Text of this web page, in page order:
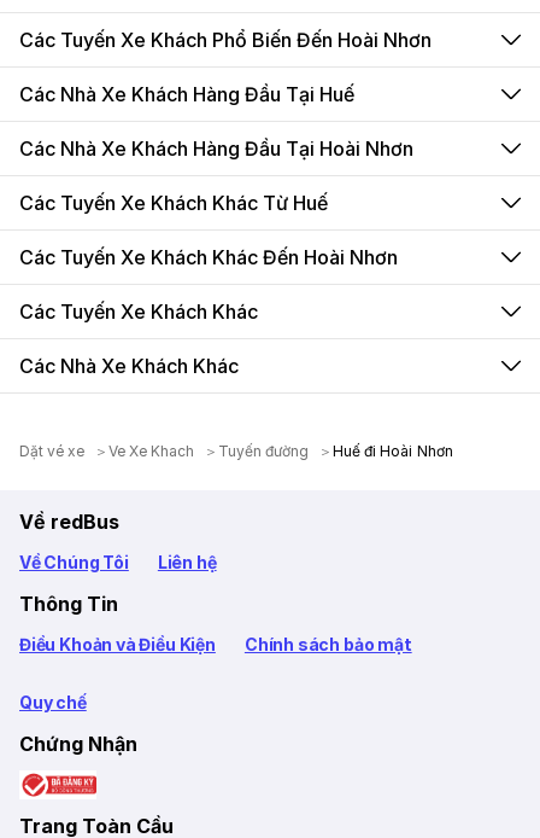
Các Tuyến Xe Khách Phổ Biến Đến Hoài Nhơn
Các Nhà Xe Khách Hàng Đầu Tại Huế
Các Nhà Xe Khách Hàng Đầu Tại Hoài Nhơn
Các Tuyến Xe Khách Khác Từ Huế
Các Tuyến Xe Khách Khác Đến Hoài Nhơn
Các Tuyến Xe Khách Khác
Các Nhà Xe Khách Khác
Dặt vé xe Ve Xe Khach Tuyến đường Huế đi Hoài Nhơn
Về redBus
Về Chúng Tôi Liên hệ
Thông Tin
Điều Khoản và Điều Kiện Chính sách bảo mật
Quy chế
Chứng Nhận
Trang Toàn Cầu